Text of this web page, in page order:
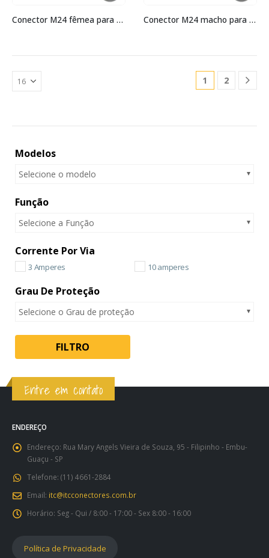
Conector M24 fêmea para cabo IP67 Conector M24 macho para cabo IP67
1 2
Modelos
Selecione o modelo
Função
Selecione a Função
Corrente Por Via
3 Amperes 10 amperes
Grau De Proteção
Selecione o Grau de proteção
FILTRO
Entre em contato
ENDEREÇO
Endereço: Rua Mary Angels Vieira de Souza, 95 - Filipinho - Embu-
Guaçu - SP
Telefone: (11) 4661-2884
Email: itc@itcconectores.com.br
Horário: Seg - Qui / 8:00 - 17:00 - Sex 8:00 - 16:00
Política de Privacidade